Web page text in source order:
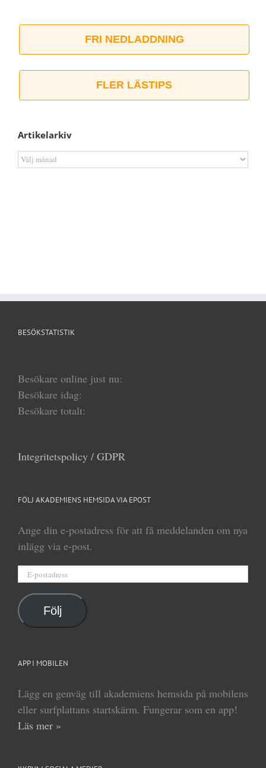
FRI NEDLADDNING
FLER LÄSTIPS
Artikelarkiv
Artikelarkiv
BESÖKSTATISTIK
Besökare online just nu:
Besökare idag:
Besökare totalt:
Integritetspolicy / GDPR
FÖLJ AKADEMIENS HEMSIDA VIA EPOST
Ange din e-postadress för att få meddelanden om nya
inlägg via e-post.
Följ
APP I MOBILEN
Lägg en genväg till akademiens hemsida på mobilens
eller surfplattans startskärm. Fungerar som en app!
Läs mer »